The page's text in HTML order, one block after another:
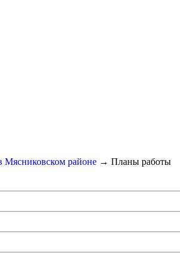
Мясниковском районе → Планы работы